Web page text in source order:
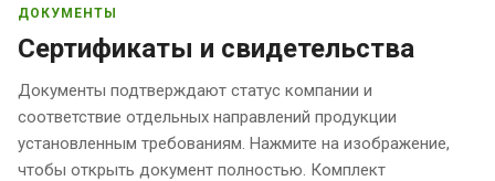
ДОКУМЕНТЫ
Сертификаты и свидетельства
Документы подтверждают статус компании и
соответствие отдельных направлений продукции
установленным требованиям. Нажмите на изображение,
чтобы открыть документ полностью. Комплект